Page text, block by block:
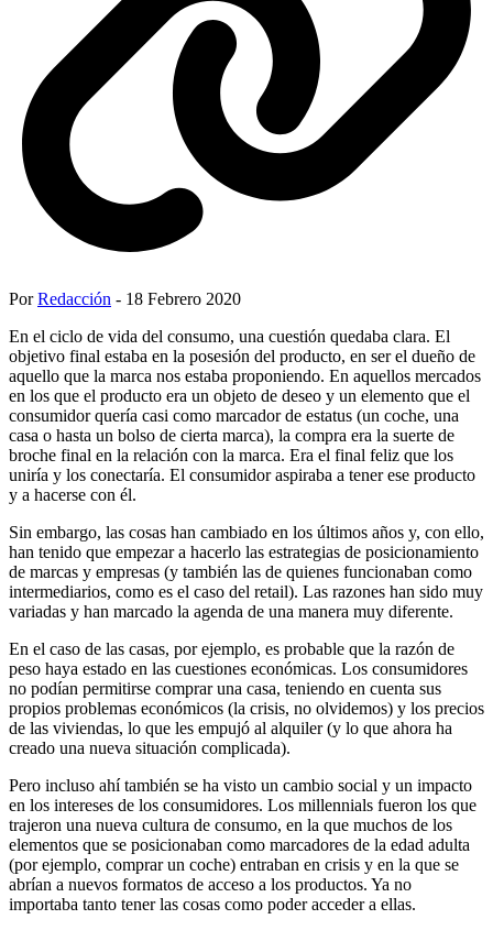
PorRedacción - 18 Febrero 2020
En el ciclo de vida del consumo, una cuestión quedaba clara. El
objetivo final estaba en la posesión del producto, en ser el dueño de
aquello que la marca nos estaba proponiendo. En aquellos mercados
en los que el producto era un objeto de deseo y un elemento que el
consumidor quería casi como marcador de estatus (un coche, una
casa o hasta un bolso de cierta marca), la compra era la suerte de
broche final en la relación con la marca. Era el final feliz que los
uniría y los conectaría. El consumidor aspiraba a tener ese producto
y a hacerse con él.
Sin embargo, las cosas han cambiado en los últimos años y, con ello,
han tenido que empezar a hacerlo las estrategias de posicionamiento
de marcas y empresas (y también las de quienes funcionaban como
intermediarios, como es el caso del retail). Las razones han sido muy
variadas y han marcado la agenda de una manera muy diferente.
En el caso de las casas, por ejemplo, es probable que la razón de
peso haya estado en las cuestiones económicas. Los consumidores
no podían permitirse comprar una casa, teniendo en cuenta sus
propios problemas económicos (la crisis, no olvidemos) y los precios
de las viviendas, lo que les empujó al alquiler (y lo que ahora ha
creado una nueva situación complicada).
Pero incluso ahí también se ha visto un cambio social y un impacto
en los intereses de los consumidores. Los millennials fueron los que
trajeron una nueva cultura de consumo, en la que muchos de los
elementos que se posicionaban como marcadores de la edad adulta
(por ejemplo, comprar un coche) entraban en crisis y en la que se
abrían a nuevos formatos de acceso a los productos. Ya no
importaba tanto tener las cosas como poder acceder a ellas.